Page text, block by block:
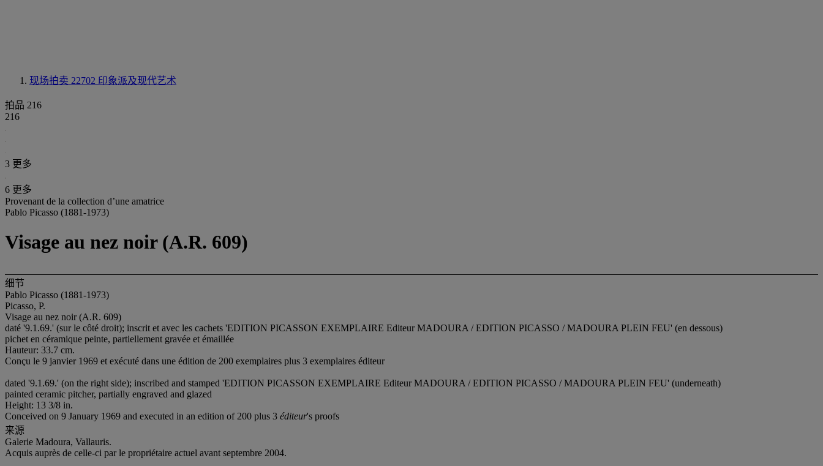
现场拍卖 22702 印象派及现代艺术
拍品 216
216
3 更多
6 更多
Provenant de la collection d’une amatrice
Pablo Picasso (1881-1973)
Visage au nez noir (A.R. 609)
细节
Pablo Picasso (1881-1973)
Picasso, P.
Visage au nez noir (A.R. 609)
daté '9.1.69.' (sur le côté droit); inscrit et avec les cachets 'EDITION PICASSON EXEMPLAIRE Editeur MADOURA / EDITION PICASSO / MADOURA PLEIN FEU' (en dessous)
pichet en céramique peinte, partiellement gravée et émaillée
Hauteur: 33.7 cm.
Conçu le 9 janvier 1969 et exécuté dans une édition de 200 exemplaires plus 3 exemplaires éditeur
dated '9.1.69.' (on the right side); inscribed and stamped 'EDITION PICASSON EXEMPLAIRE Editeur MADOURA / EDITION PICASSO / MADOURA PLEIN FEU' (underneath)
painted ceramic pitcher, partially engraved and glazed
Height: 13 3/8 in.
Conceived on 9 January 1969 and executed in an edition of 200 plus 3 éditeur's proofs
来源
Galerie Madoura, Vallauris.
Acquis auprès de celle-ci par le propriétaire actuel avant septembre 2004.